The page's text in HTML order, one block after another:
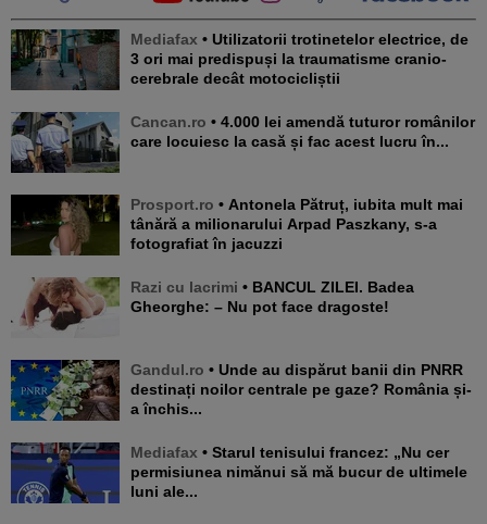
Mediafax • Utilizatorii trotinetelor electrice, de
3 ori mai predispuși la traumatisme cranio-
cerebrale decât motocicliștii
Cancan.ro • 4.000 lei amendă tuturor românilor
care locuiesc la casă și fac acest lucru în...
Prosport.ro • Antonela Pătruț, iubita mult mai
tânără a milionarului Arpad Paszkany, s-a
fotografiat în jacuzzi
Razi cu lacrimi • BANCUL ZILEI. Badea
Gheorghe: – Nu pot face dragoste!
Gandul.ro • Unde au dispărut banii din PNRR
destinați noilor centrale pe gaze? România și-
a închis...
Mediafax • Starul tenisului francez: „Nu cer
permisiunea nimănui să mă bucur de ultimele
luni ale...